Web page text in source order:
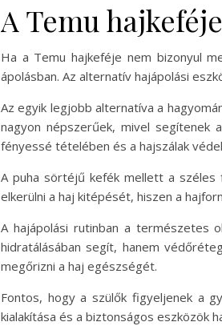
A Temu
Ha a Temu hajkeféje nem bizonyul
ápolásban. Az alternatív hajápolási
Az egyik legjobb alternatíva a
nagyon népszerűek, mivel segítenek
fényessé tételében és a hajszálak
A puha sörtéjű kefék mellett a széles
elkerülni a haj kitépését, hiszen a
A hajápolási rutinban a természetes
hidratálásában segít, hanem
megőrizni a haj egészségét.
Fontos, hogy a szülők figyeljenek a
kialakítása és a biztonságos eszközök